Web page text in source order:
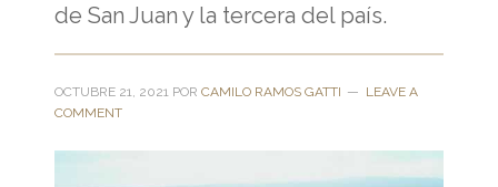
de San Juan y la tercera del país.
OCTUBRE 21, 2021POR CAMILO RAMOS GATTI
LEAVE A
COMMENT